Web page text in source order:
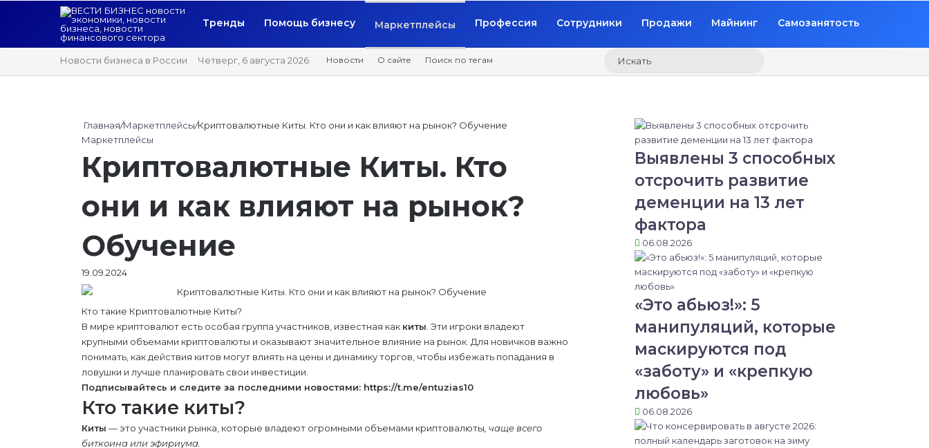
Тренды Помощь бизнесу Маркетплейсы Профессия Сотрудники Продажи Майнинг Самозанятость
Новости бизнеса в России Четверг, 6 августа 2026 Новости О сайте Поиск по тегам
Главная/Маркетплейсы/Криптовалютные Киты. Кто они и как влияют на рынок? Обучение
Маркетплейсы
Криптовалютные Киты. Кто
они и как влияют на рынок?
Обучение
19.09.2024
Кто такие Криптовалютные Киты?
В мире криптовалют есть особая группа участников, известная как киты . Эти игроки владеют
крупными объемами криптовалюты и оказывают значительное влияние на рынок. Для новичков важно
понимать, как действия китов могут влиять на цены и динамику торгов, чтобы избежать попадания в
ловушки и лучше планировать свои инвестиции.
Подписывайтесь и следите за последними новостями: https://t.me/entuzias10
Кто такие киты?
Киты — это участники рынка, которые владеют огромными объемами криптовалюты , чаще всего
биткоина или эфириума.
Выявлены 3 способных
отсрочить развитие
деменции на 13 лет
фактора
06.08.2026
«Это абьюз!»: 5
манипуляций, которые
маскируются под
«заботу» и «крепкую
любовь»
06.08.2026